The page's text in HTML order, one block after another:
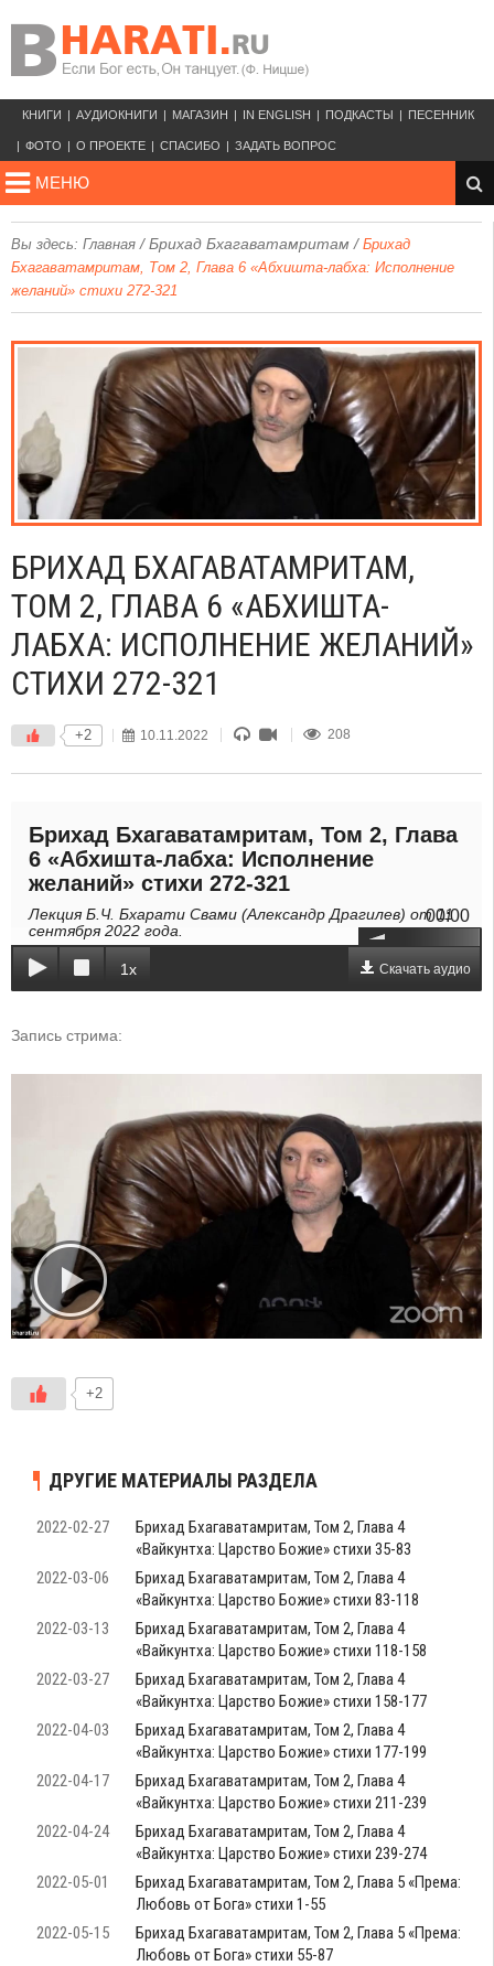
КНИГИ АУДИОКНИГИ МАГАЗИН IN ENGLISH ПОДКАСТЫ ПЕСЕННИК
ФОТО О ПРОЕКТЕ СПАСИБО ЗАДАТЬ ВОПРОС
МЕНЮ
Вы здесь: Главная /Брихад Бхагаватамритам / Брихад
Бхагаватамритам, Том 2, Глава 6 «Абхишта-лабха: Исполнение
желаний» стихи 272-321
БРИХАД БХАГАВАТАМРИТАМ,
ТОМ 2, ГЛАВА 6 «АБХИШТА-
ЛАБХА: ИСПОЛНЕНИЕ ЖЕЛАНИЙ»
СТИХИ 272-321
+2 10.11.2022 208
Брихад Бхагаватамритам, Том 2, Глава
6 «Абхишта-лабха: Исполнение
желаний» стихи 272-321
Лекция Б.Ч. Бхарати Свами (Александр Драгилев) от 11
сентября 2022 года.
00:00
1x Скачать аудио
Запись стрима:
+2
ДРУГИЕ МАТЕРИАЛЫ РАЗДЕЛА
2022-02-27
Брихад Бхагаватамритам, Том 2, Глава 4
«Вайкунтха: Царство Божие» стихи 35-83
2022-03-06
Брихад Бхагаватамритам, Том 2, Глава 4
«Вайкунтха: Царство Божие» стихи 83-118
2022-03-13
Брихад Бхагаватамритам, Том 2, Глава 4
«Вайкунтха: Царство Божие» стихи 118-158
2022-03-27
Брихад Бхагаватамритам, Том 2, Глава 4
«Вайкунтха: Царство Божие» стихи 158-177
2022-04-03
Брихад Бхагаватамритам, Том 2, Глава 4
«Вайкунтха: Царство Божие» стихи 177-199
2022-04-17
Брихад Бхагаватамритам, Том 2, Глава 4
«Вайкунтха: Царство Божие» стихи 211-239
2022-04-24
Брихад Бхагаватамритам, Том 2, Глава 4
«Вайкунтха: Царство Божие» стихи 239-274
2022-05-01
Брихад Бхагаватамритам, Том 2, Глава 5 «Према:
Любовь от Бога» стихи 1-55
2022-05-15
Брихад Бхагаватамритам, Том 2, Глава 5 «Према:
Любовь от Бога» стихи 55-87